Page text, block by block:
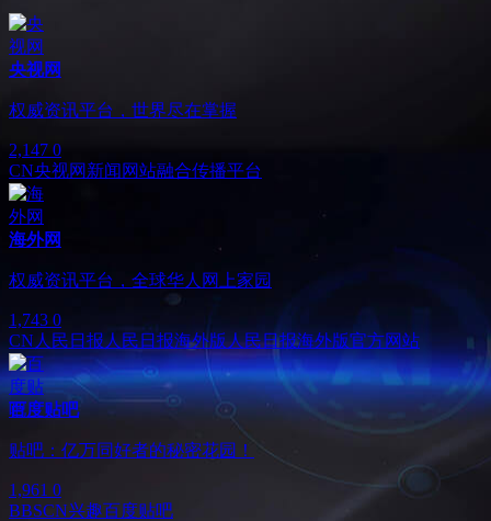
央视网
权威资讯平台，世界尽在掌握
2,147 0
CN央视网 新闻网站融合传播平台
海外网
权威资讯平台，全球华人网上家园
1,743 0
CN 人民日报 人民日报海外版人民日报海外版官方网站
百度贴吧
贴吧：亿万同好者的秘密花园！
1,961 0
BBSCN兴趣百度贴吧